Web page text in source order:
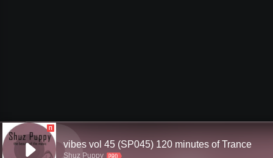
П
vibes vol 45 (SP045) 120 minutes of Trance
Shuz Puppy